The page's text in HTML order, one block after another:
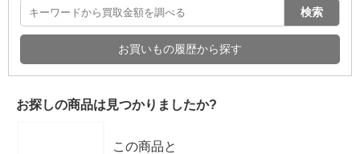
検索
お買いもの履歴から探す
お探しの商品は見つかりましたか?
この商品と